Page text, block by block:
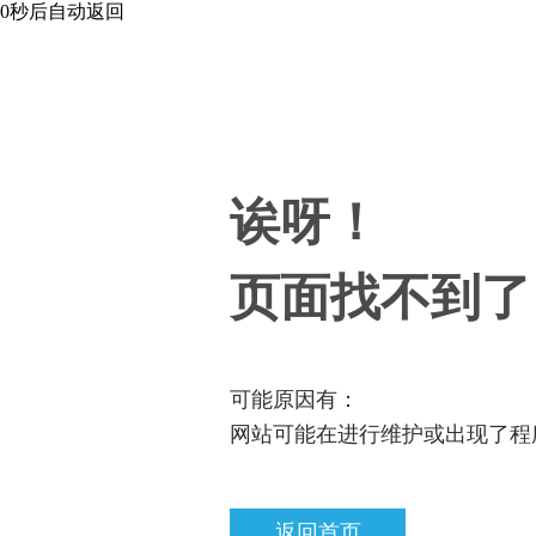
0秒后自动返回
诶呀！
页面找不到了
可能原因有：
网站可能在进行维护或出现了